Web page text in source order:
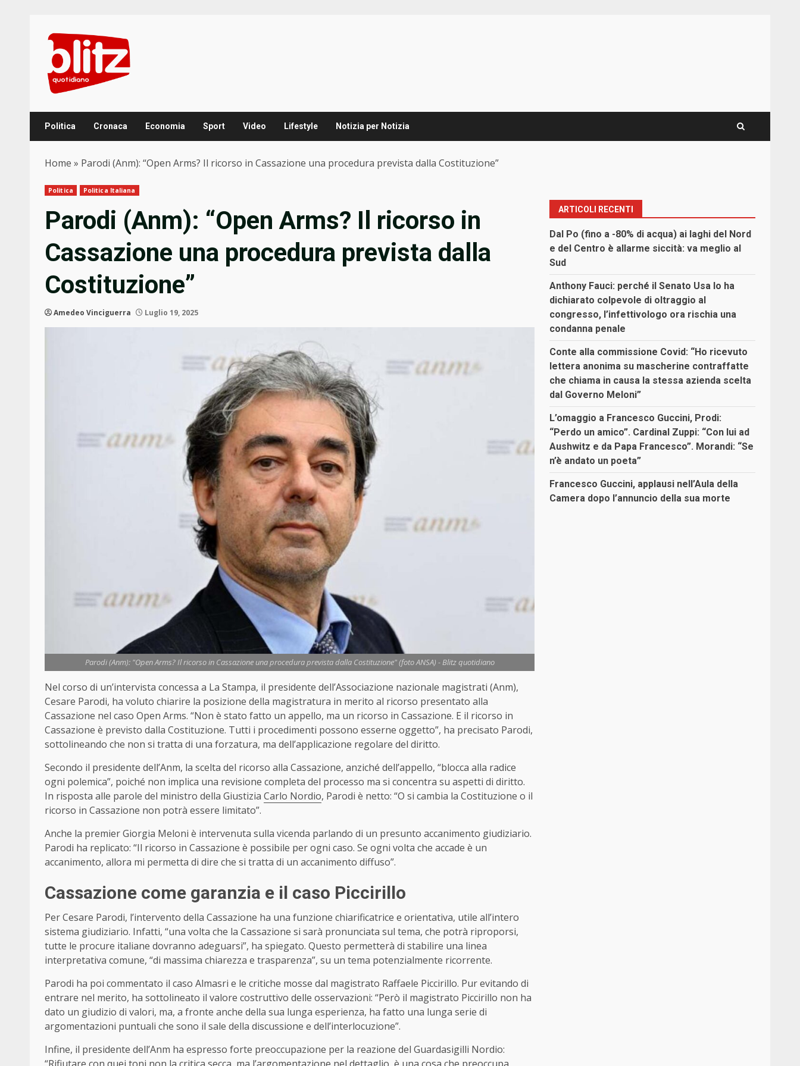
content
Politica Cronaca Economia Sport Video Lifestyle Notizia per Notizia
Home » Parodi (Anm): “Open Arms? Il ricorso in Cassazione una procedura prevista dalla Costituzione”
Politica Politica Italiana
Parodi (Anm): “Open Arms? Il ricorso in
Cassazione una procedura prevista dalla
Costituzione”
Amedeo Vinciguerra Luglio 19, 2025
Parodi (Anm): "Open Arms? Il ricorso in Cassazione una procedura prevista dalla Costituzione" (foto ANSA) - Blitz quotidiano
Nel corso di un’intervista concessa a La Stampa, il presidente dell’Associazione nazionale magistrati (Anm),
Cesare Parodi, ha voluto chiarire la posizione della magistratura in merito al ricorso presentato alla
Cassazione nel caso Open Arms. “Non è stato fatto un appello, ma un ricorso in Cassazione. E il ricorso in
Cassazione è previsto dalla Costituzione. Tutti i procedimenti possono esserne oggetto”, ha precisato Parodi,
sottolineando che non si tratta di una forzatura, ma dell’applicazione regolare del diritto.
Secondo il presidente dell’Anm, la scelta del ricorso alla Cassazione, anziché dell’appello, “blocca alla radice
ogni polemica”, poiché non implica una revisione completa del processo ma si concentra su aspetti di diritto.
In risposta alle parole del ministro della Giustizia Carlo Nordio, Parodi è netto: “O si cambia la Costituzione o il
ricorso in Cassazione non potrà essere limitato”.
Anche la premier Giorgia Meloni è intervenuta sulla vicenda parlando di un presunto accanimento giudiziario.
Parodi ha replicato: “Il ricorso in Cassazione è possibile per ogni caso. Se ogni volta che accade è un
accanimento, allora mi permetta di dire che si tratta di un accanimento diffuso”.
Cassazione come garanzia e il caso Piccirillo
Per Cesare Parodi, l’intervento della Cassazione ha una funzione chiarificatrice e orientativa, utile all’intero
sistema giudiziario. Infatti, “una volta che la Cassazione si sarà pronunciata sul tema, che potrà riproporsi,
tutte le procure italiane dovranno adeguarsi”, ha spiegato. Questo permetterà di stabilire una linea
interpretativa comune, “di massima chiarezza e trasparenza”, su un tema potenzialmente ricorrente.
Parodi ha poi commentato il caso Almasri e le critiche mosse dal magistrato Raffaele Piccirillo. Pur evitando di
entrare nel merito, ha sottolineato il valore costruttivo delle osservazioni: “Però il magistrato Piccirillo non ha
dato un giudizio di valori, ma, a fronte anche della sua lunga esperienza, ha fatto una lunga serie di
argomentazioni puntuali che sono il sale della discussione e dell’interlocuzione”.
Infine, il presidente dell’Anm ha espresso forte preoccupazione per la reazione del Guardasigilli Nordio:
ARTICOLI RECENTI
Dal Po (fino a -80% di acqua) ai laghi del Nord
e del Centro è allarme siccità: va meglio al
Sud
Anthony Fauci: perché il Senato Usa lo ha
dichiarato colpevole di oltraggio al
congresso, l’infettivologo ora rischia una
condanna penale
Conte alla commissione Covid: “Ho ricevuto
lettera anonima su mascherine contraffatte
che chiama in causa la stessa azienda scelta
dal Governo Meloni”
L’omaggio a Francesco Guccini, Prodi:
“Perdo un amico”. Cardinal Zuppi: “Con lui ad
Aushwitz e da Papa Francesco”. Morandi: “Se
n’è andato un poeta”
Francesco Guccini, applausi nell’Aula della
Camera dopo l’annuncio della sua morte